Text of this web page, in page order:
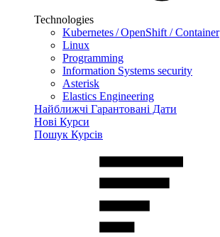
Technologies
Kubernetes / OpenShift / Container
Linux
Programming
Information Systems security
Asterisk
Elastics Engineering
Найближчі Гарантовані Дати
Нові Курси
Пошук Курсів